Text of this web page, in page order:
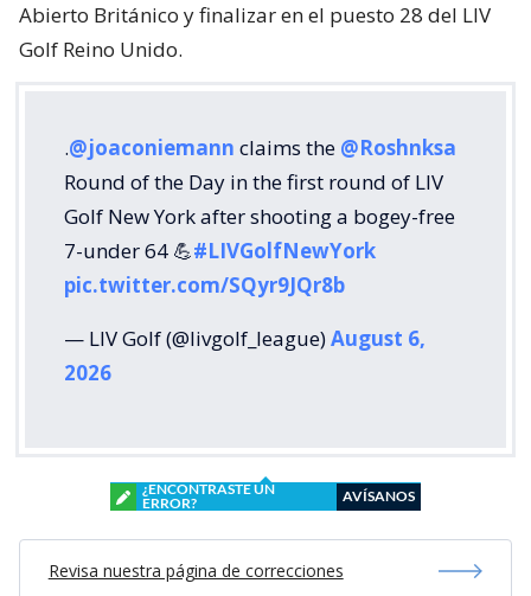
Abierto Británico y finalizar en el puesto 28 del LIV
Golf Reino Unido.
.@joaconiemann claims the @Roshnksa
Round of the Day in the first round of LIV
Golf New York after shooting a bogey-free
7-under 64 💪#LIVGolfNewYork
pic.twitter.com/SQyr9JQr8b
— LIV Golf (@livgolf_league)August 6,
2026
¿ENCONTRASTE UN
ERROR?
AVÍSANOS
Revisa nuestra página de correcciones